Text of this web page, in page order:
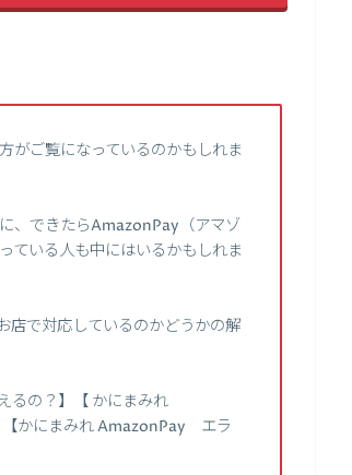
がご覧になっているのかもしれま
、できたらAmazonPay（アマゾ
ている人も中にはいるかもしれま
店で対応しているのかどうかの解
るの？】【 かにまみれ
かにまみれ AmazonPay エラ